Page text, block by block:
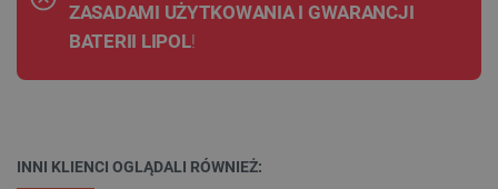
ZASADAMI UŻYTKOWANIA I GWARANCJI
BATERII LIPOL!
INNI KLIENCI OGLĄDALI RÓWNIEŻ:
jak logowanie użytkownika i zarządzanie kontem.